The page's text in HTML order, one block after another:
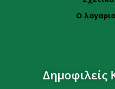
Ο
Δημοφιλείς